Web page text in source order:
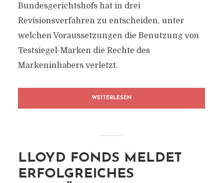
Bundesgerichtshofs hat in drei
Revisionsverfahren zu entscheiden, unter
welchen Voraussetzungen die Benutzung von
Testsiegel-Marken die Rechte des
Markeninhabers verletzt.
WEITERLESEN
LLOYD FONDS MELDET
ERFOLGREICHES